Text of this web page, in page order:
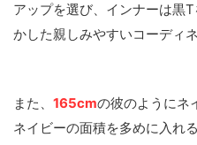
アップを選び、インナーは黒
かした親しみやすいコーディ
また、 165cmの彼のようにネ
ネイビーの面積を多めに入れ